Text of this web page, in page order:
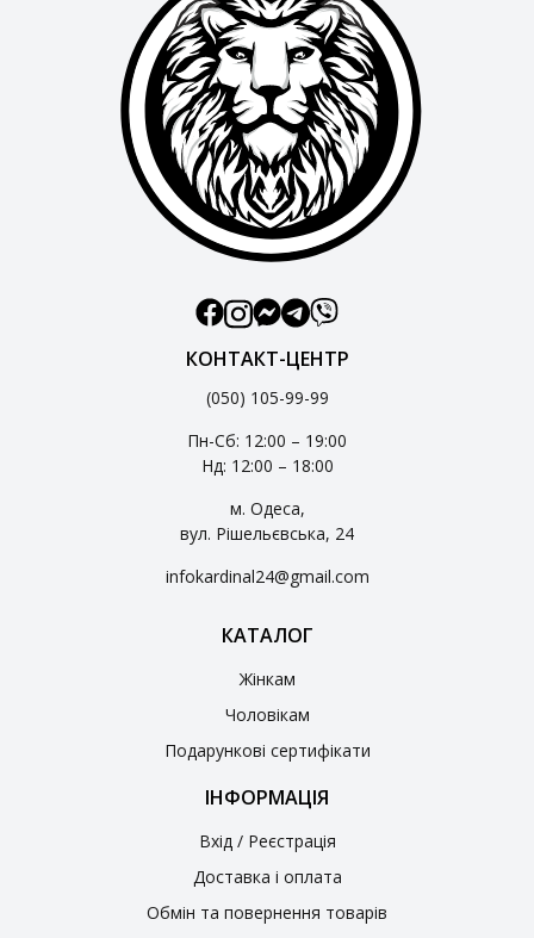
КОНТАКТ-ЦЕНТР
(050) 105-99-99
Пн-Сб: 12:00 – 19:00
Нд: 12:00 – 18:00
м. Одеса,
вул. Рішельєвська, 24
infokardinal24@gmail.com
КАТАЛОГ
Жінкам
Чоловікам
Подарункові сертифікати
ІНФОРМАЦІЯ
Вхід / Реєстрація
Доставка і оплата
Обмін та повернення товарів